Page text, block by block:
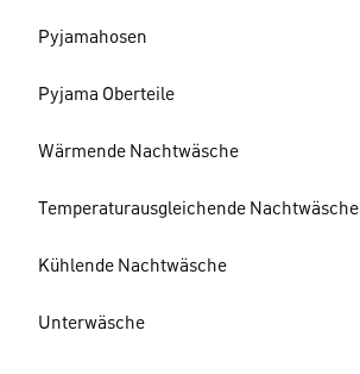
Pyjamahosen
Pyjama Oberteile
Wärmende Nachtwäsche
Temperaturausgleichende Nachtwäsche
Kühlende Nachtwäsche
Unterwäsche